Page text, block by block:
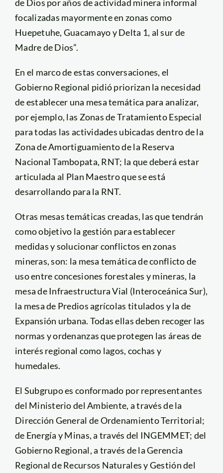
de Dios por años de actividad minera informal
focalizadas mayormente en zonas como
Huepetuhe, Guacamayo y Delta 1, al sur de
Madre de Dios”.
En el marco de estas conversaciones, el
Gobierno Regional pidió priorizan la necesidad
de establecer una mesa temática para analizar,
por ejemplo, las Zonas de Tratamiento Especial
para todas las actividades ubicadas dentro de la
Zona de Amortiguamiento de la Reserva
Nacional Tambopata, RNT; la que deberá estar
articulada al Plan Maestro que se está
desarrollando para la RNT.
Otras mesas temáticas creadas, las que tendrán
como objetivo la gestión para establecer
medidas y solucionar conflictos en zonas
mineras, son: la mesa temática de conflicto de
uso entre concesiones forestales y mineras, la
mesa de Infraestructura Vial (Interoceánica Sur),
la mesa de Predios agrícolas titulados y la de
Expansión urbana. Todas ellas deben recoger las
normas y ordenanzas que protegen las áreas de
interés regional como lagos, cochas y
humedales.
El Subgrupo es conformado por representantes
del Ministerio del Ambiente, a través de la
Dirección General de Ordenamiento Territorial;
de Energía y Minas, a través del INGEMMET; del
Gobierno Regional, a través de la Gerencia
Regional de Recursos Naturales y Gestión del